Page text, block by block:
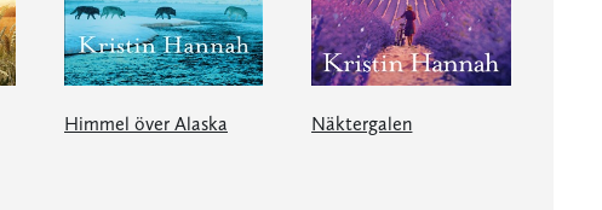
Himmel över Alaska Näktergalen